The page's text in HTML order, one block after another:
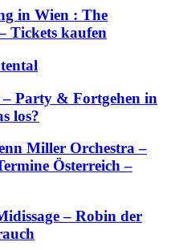
in Wien : The
Tickets kaufen
Party & Fortgehen in
los?
Miller Orchestra –
Österreich –
– Robin der